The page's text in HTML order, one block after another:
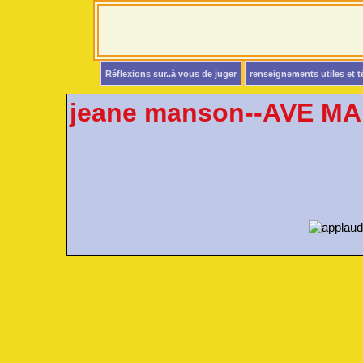
Réflexions sur..à vous de juger renseignements utiles et
jeane manson--AVE